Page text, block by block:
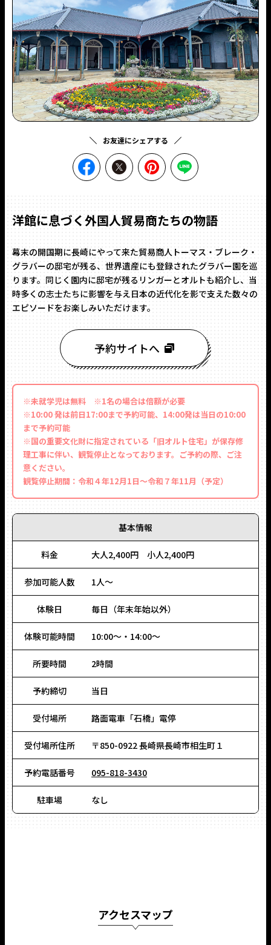
お友達にシェアする
facebookでシェア
Twitterでシェアピンタレストでシェ
洋館に息づく外国人貿易商たちの物語
幕末の開国期に長崎にやって来た貿易商人トーマス・ブレーク・
グラバーの邸宅が残る、世界遺産にも登録されたグラバー園を巡
ります。同じく園内に邸宅が残るリンガーとオルトも紹介し、当
時多くの志士たちに影響を与え日本の近代化を影で支えた数々の
エピソードをお楽しみいただけます。
予約サイトへ
※未就学児は無料 ※1名の場合は倍額が必要
※10:00 発は前日17:00まで予約可能、14:00発は当日の10:00
まで予約可能
※国の重要文化財に指定されている「旧オルト住宅」が保存修
理工事に伴い、観覧停止となっております。ご予約の際、ご注
意ください。
観覧停止期間：令和４年12月1日～令和７年11月（予定）
基本情報
料金 大人2,400円 小人2,400円
参加可能人数 1人〜
体験日 毎日（年末年始以外）
体験可能時間 10:00〜・14:00〜
所要時間 2時間
予約締切 当日
受付場所 路面電車「石橋」電停
受付場所住所 〒850-0922 長崎県長崎市相生町１
予約電話番号 095-818-3430
駐車場 なし
アクセスマップ